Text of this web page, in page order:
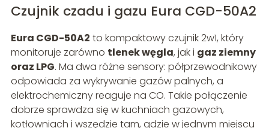
Czujnik czadu i gazu Eura CGD-50A2
Eura CGD-50A2 to kompaktowy czujnik 2w1, który
monitoruje zarówno tlenek węgla, jak i gaz ziemny
oraz LPG. Ma dwa różne sensory: półprzewodnikowy
odpowiada za wykrywanie gazów palnych, a
elektrochemiczny reaguje na CO. Takie połączenie
dobrze sprawdza się w kuchniach gazowych,
kotłowniach i wszędzie tam, gdzie w jednym miejscu